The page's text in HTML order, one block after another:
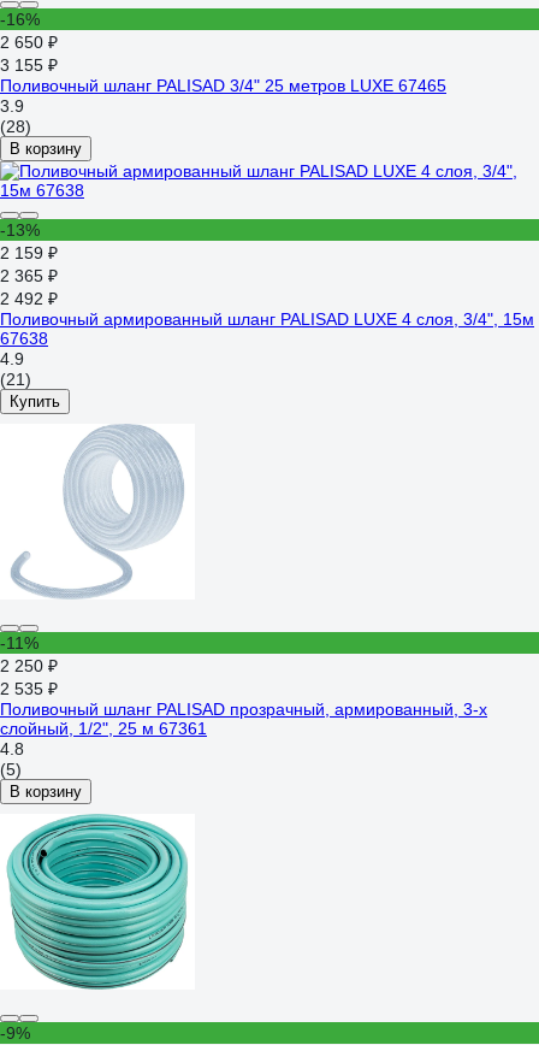
-16%
2 650 ₽
3 155 ₽
Поливочный шланг PALISAD 3/4" 25 метров LUXE 67465
3.9
(28)
В корзину
-13%
2 159 ₽
2 365 ₽
2 492 ₽
Поливочный армированный шланг PALISAD LUXE 4 слоя, 3/4", 15м
67638
4.9
(21)
Купить
-11%
2 250 ₽
2 535 ₽
Поливочный шланг PALISAD прозрачный, армированный, 3-х
слойный, 1/2", 25 м 67361
4.8
(5)
В корзину
-9%